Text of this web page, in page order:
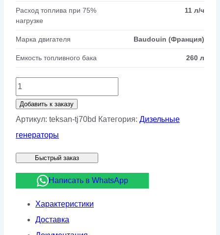
Расход топлива при 75%
нагрузке
11 л/ч
Марка двигателя Baudouin (Франция)
Емкость топливного бака 260 л
Количество
товара
Дизельный
генератор
TJ70BD
Добавить к заказу
Артикул: teksan-tj70bd Категория: Дизельные
генераторы
Быстрый заказ
Написать в WhatsApp
Характеристики
Доставка